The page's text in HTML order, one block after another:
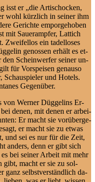
isst er „die Ar­ti­scho­cken,
wohl kürz­lich in sei­ner ihm
Ge­rich­te em­por­ge­ho­ben
mit Sau­er­amp­fer, Lat­tich
Zwei­fel­los ein ta­del­lo­ses
ge­nos­sen er­hält es et­
den Schein­wer­fer sei­ner un­
für Vor­spei­sen ge­nau­so
und Ho­tels.
Gegenüber.
von Wer­ner Düg­ge­lins Er­
de­nen, mit de­nen er ar­bei­
Er macht sie vor­über­ge­
er macht sie zu et­was
und sei es nur für die Zeit,
an­ders, denn er gibt sich
bei sei­ner Ar­beit mit mehr
gibt, macht er sie zu sol­
ganz selbst­ver­ständ­lich da­